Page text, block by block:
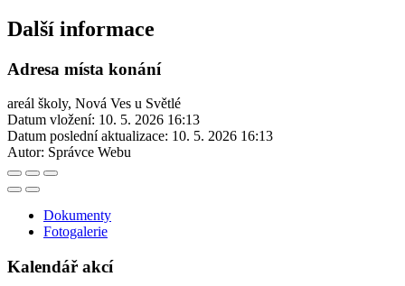
Další informace
Adresa místa konání
areál školy, Nová Ves u Světlé
Datum vložení: 10. 5. 2026 16:13
Datum poslední aktualizace: 10. 5. 2026 16:13
Autor: Správce Webu
Dokumenty
Fotogalerie
Kalendář akcí